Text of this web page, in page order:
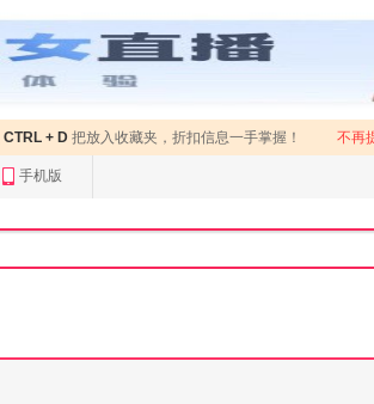
CTRL + D 把放入收藏夹，折扣信息一手掌握！ 不再
手机版